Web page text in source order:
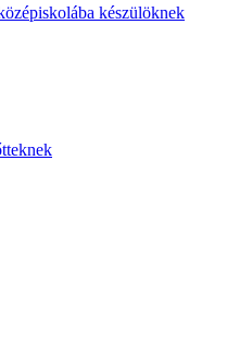
készülöknek